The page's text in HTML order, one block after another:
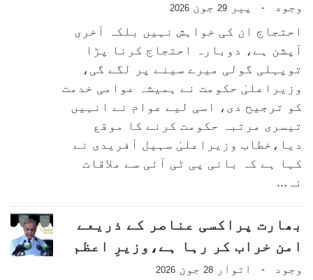
وجود - پیر 29 جون 2026
احتجاج ان کی خواہش نہیں بلکہ آخری
آپشن ہے، دوبارہ احتجاج کرنا پڑا
توپہلی گولی میرے سینے پر لگے گی،
وزیراعلیٰ حکومت نے ہمیشہ عوامی خدمت
کو ترجیح دی، اسی لیے عوام نے انہیں
تیسری مرتبہ حکومت کرنے کا موقع
دیا،خطاب وزیراعلیٰ سہیل آفریدی نے
کہا ہے کہ بانی پی ٹی آئی سے ملاقات
نہ...
بھارت پراکسی عناصر کے ذریعے
امن خراب کر رہا ہے،وزیرِ اعظم
وجود - اتوار 28 جون 2026